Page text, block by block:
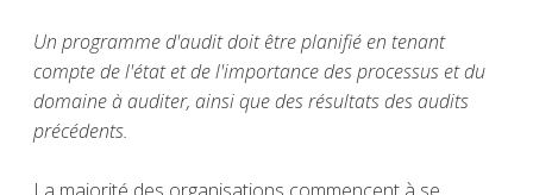
Un programme d'audit doit être planifié en tenant
compte de l'état et de l'importance des processus et du
domaine à auditer, ainsi que des résultats des audits
précédents.